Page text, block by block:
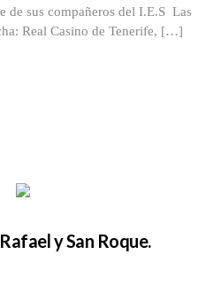
de sus compañeros del I.E.S Las
Real Casino de Tenerife, […]
y San Roque.